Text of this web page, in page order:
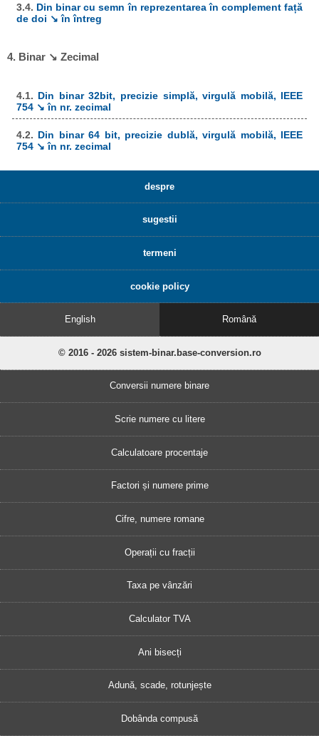
3.4. Din binar cu semn în reprezentarea în complement față
de doi ↘ în întreg
4. Binar ↘ Zecimal
4.1. Din binar 32bit, precizie simplă, virgulă mobilă, IEEE
754 ↘ în nr. zecimal
4.2. Din binar 64 bit, precizie dublă, virgulă mobilă, IEEE
754 ↘ în nr. zecimal
despre
sugestii
termeni
cookie policy
English Română
© 2016 - 2026 sistem-binar.base-conversion.ro
Conversii numere binare
Scrie numere cu litere
Calculatoare procentaje
Factori și numere prime
Cifre, numere romane
Operații cu fracții
Taxa pe vânzări
Calculator TVA
Ani bisecți
Adună, scade, rotunjește
Dobânda compusă